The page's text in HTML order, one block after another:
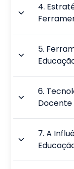
4.
5.
6.
Docente
7.A